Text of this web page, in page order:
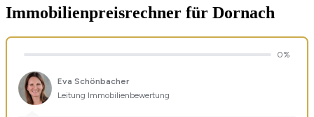
Immobilienpreisrechner für Dornach